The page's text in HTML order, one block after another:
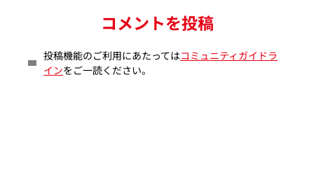
コメントを投稿
投稿機能のご利用にあたってはコミュニティガイドラ
インをご一読ください。